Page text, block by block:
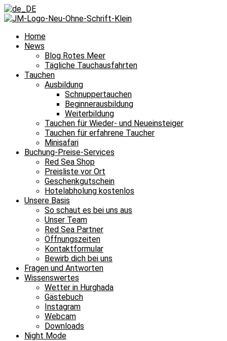
Home
News
Blog Rotes Meer
Tägliche Tauchausfahrten
Tauchen
Ausbildung
Schnuppertauchen
Beginnerausbildung
Weiterbildung
Tauchen für Wieder- und Neueinsteiger
Tauchen für erfahrene Taucher
Minisafari
Buchung-Preise-Services
Red Sea Shop
Preisliste vor Ort
Geschenkgutschein
Hotelabholung kostenlos
Unsere Basis
So schaut es bei uns aus
Unser Team
Red Sea Partner
Öffnungszeiten
Kontaktformular
Bewirb dich bei uns
Fragen und Antworten
Wissenswertes
Wetter in Hurghada
Gästebuch
Instagram
Webcam
Downloads
Night Mode